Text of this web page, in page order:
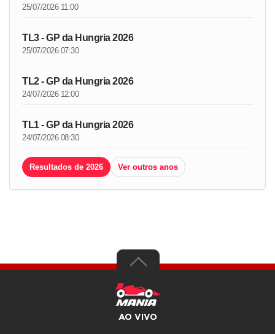
25/07/2026 11:00
TL3 - GP da Hungria 2026
25/07/2026 07:30
TL2 - GP da Hungria 2026
24/07/2026 12:00
TL1 - GP da Hungria 2026
24/07/2026 08:30
Resultados de 2026 Ver outros anos
AO VIVO